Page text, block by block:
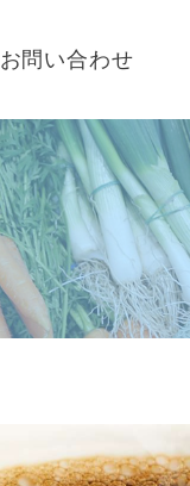
お問い合わせ